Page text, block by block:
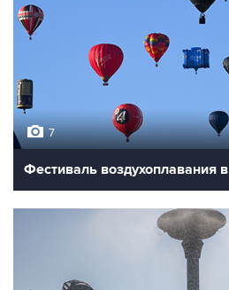
7
Фестиваль воздухоплавания